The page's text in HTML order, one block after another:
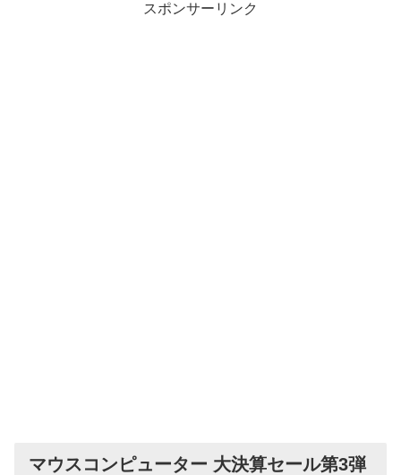
スポンサーリンク
マウスコンピューター 大決算セール第3弾